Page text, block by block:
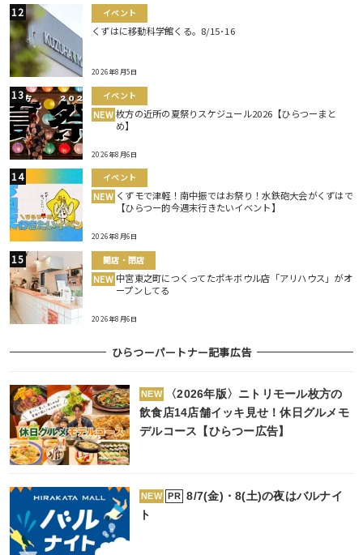
イベント
くずはに移動科学館くる。8/15･16
2026年8月5日
イベント
NEW 枚方の近所の夏祭りスケジュール2026【ひらつーまと
め】
2026年8月6日
イベント
NEW くずモで津軽！南中振ではお祭り！水鉄砲大会がくずはで
【ひらつー的今週末行きたいイベント】
2026年8月6日
開店・閉店
NEW 中宮東之町につくってたポキボウル店「アリハウス」がオ
ープンしてる
2026年8月6日
ひらつーパートナー記事広告
NEW
〈2026年版〉ニトリモール枚方の
飲食店14店舗イッキ見せ！休日グルメモ
デルコース【ひらつー広告】
NEW PR
8/7(金)・8(土)の夜はバルナイ
ト